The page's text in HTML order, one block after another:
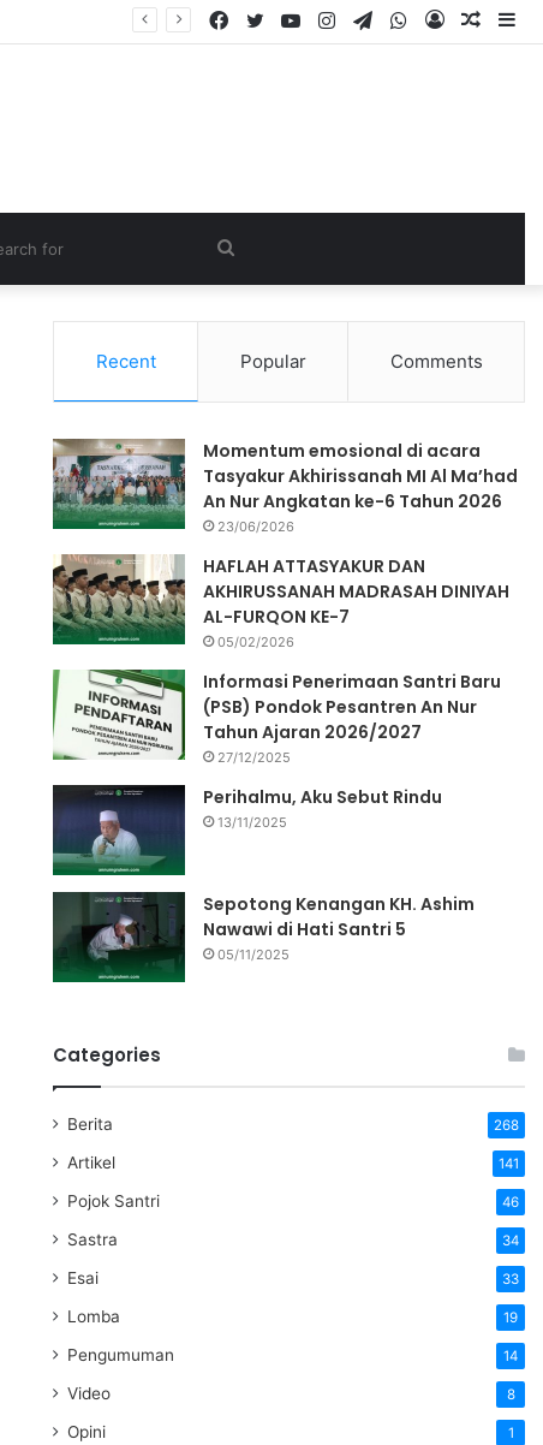
Recent Popular Comments
Momentum emosional di acara
Tasyakur Akhirissanah MI Al Ma’had
An Nur Angkatan ke-6 Tahun 2026
23/06/2026
HAFLAH ATTASYAKUR DAN
AKHIRUSSANAH MADRASAH DINIYAH
AL-FURQON KE-7
05/02/2026
Informasi Penerimaan Santri Baru
(PSB) Pondok Pesantren An Nur
Tahun Ajaran 2026/2027
27/12/2025
Perihalmu, Aku Sebut Rindu
13/11/2025
Sepotong Kenangan KH. Ashim
Nawawi di Hati Santri 5
05/11/2025
Categories
Berita 268
Artikel 141
Pojok Santri 46
Sastra 34
Esai 33
Lomba 19
Pengumuman 14
Video 8
Opini 1